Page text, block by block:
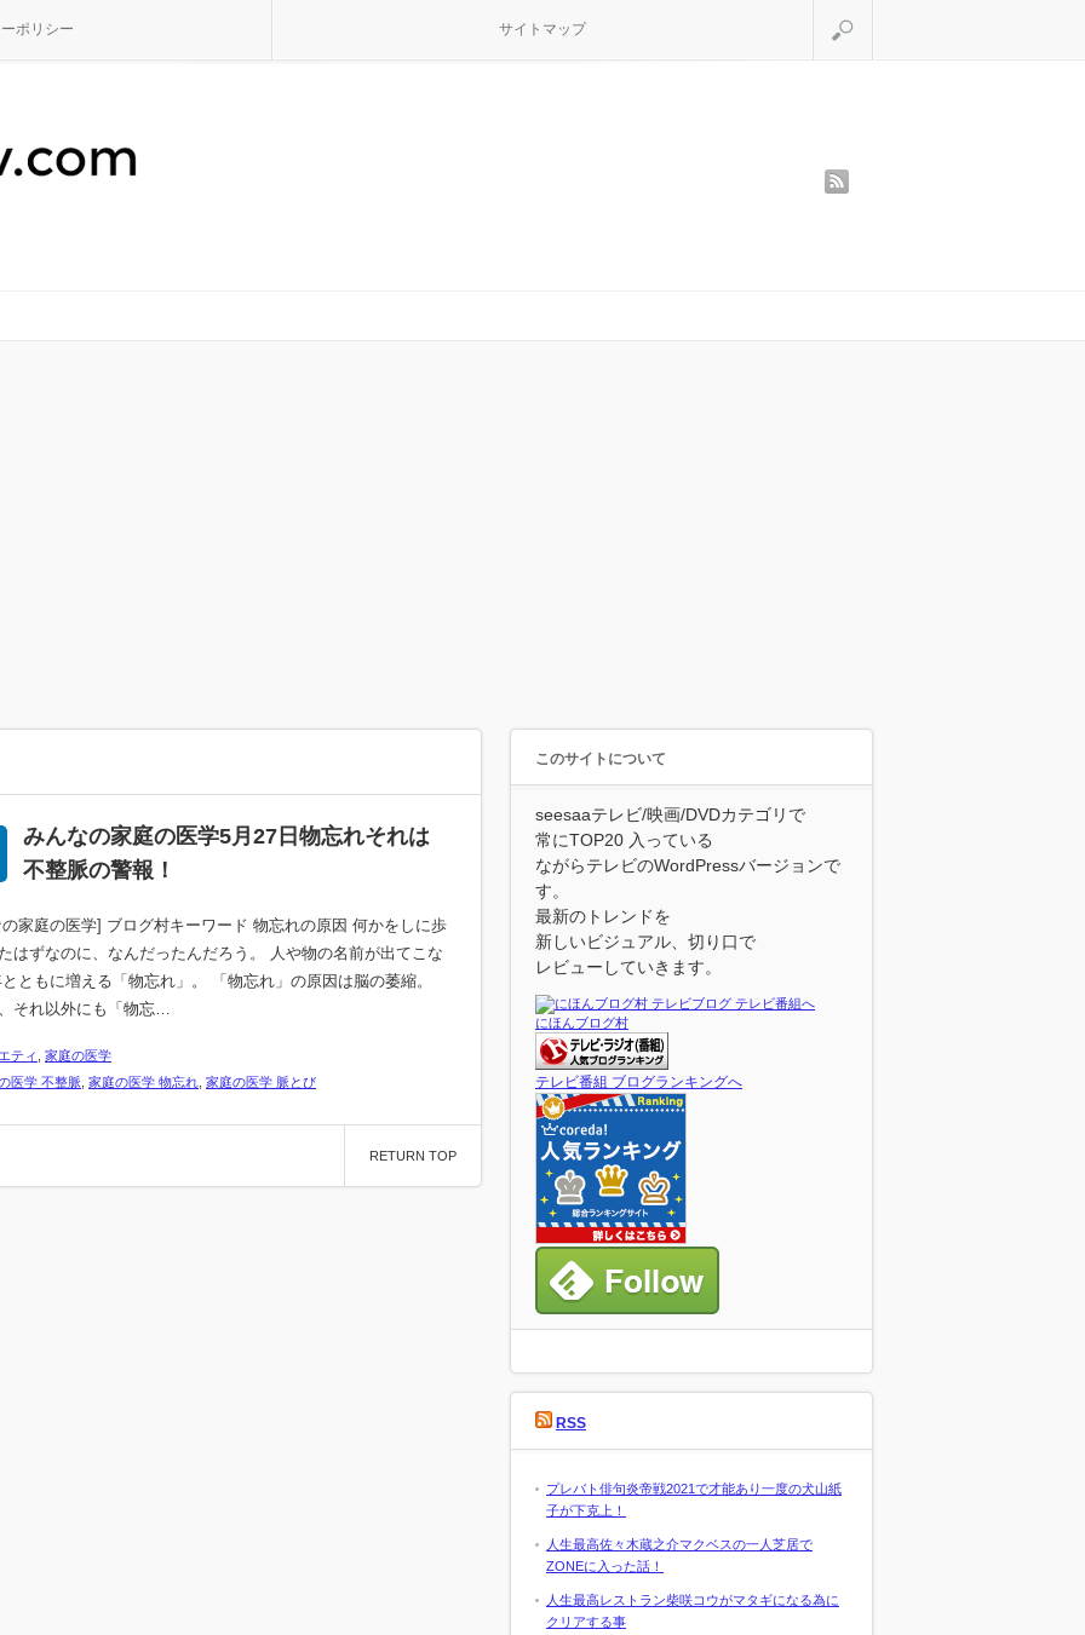
ポリシー サイトマップ
みんなの家庭の医学5月27日物忘れそれは
不整脈の警報！
の家庭の医学] ブログ村キーワード 物忘れの原因 何かをしに歩
はずなのに、なんだったんだろう。 人や物の名前が出てこな
ともに増える「物忘れ」。 「物忘れ」の原因は脳の萎縮。
それ以外にも「物忘…
ティ
家庭の医学
医学 不整脈 家庭の医学 物忘れ 家庭の医学 脈とび
RETURN TOP
このサイトについて
seesaaテレビ/映画/DVDカテゴリで
常にTOP20 入っている
ながらテレビのWordPressバージョンで
す。
最新のトレンドを
新しいビジュアル、切り口で
レビューしていきます。
にほんブログ村
テレビ番組 ブログランキングへ
RSS
プレバト俳句炎帝戦2021で才能あり一度の犬山紙
子が下克上！
人生最高佐々木蔵之介マクベスの一人芝居で
ZONEに入った話！
人生最高レストラン柴咲コウがマタギになる為に
クリアする事